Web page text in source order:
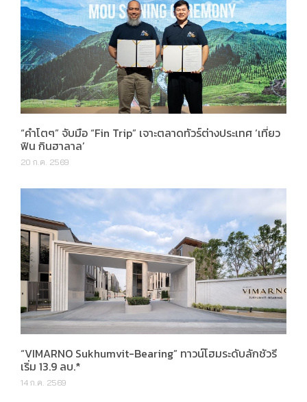
“คำโตๆ” จับมือ “Fin Trip” เจาะตลาดทัวร์ต่างประเทศ ‘เที่ยว
ฟิน กินฮาลาล’
20 ก.ค. 2569
“VIMARNO Sukhumvit-Bearing” ทาวน์โฮมระดับลักชัวรี
เริ่ม 13.9 ลบ.*
14 ก.ค. 2569